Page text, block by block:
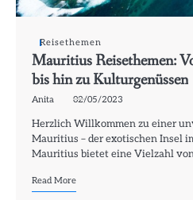
Reisethemen
Mauritius Reisethemen:
bis hin zu Kulturgenüssen
Anita 02/05/2023
Herzlich Willkommen zu einer
Mauritius – der exotischen Insel
Mauritius bietet eine Vielzahl
Read More